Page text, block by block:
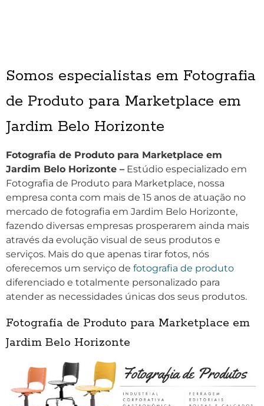
Somos especialistas em Fotografia
de Produto para Marketplace em
Jardim Belo Horizonte
Fotografia de Produto para Marketplace em
Jardim Belo Horizonte – Estúdio especializado em
Fotografia de Produto para Marketplace, nossa
empresa conta com mais de 15 anos de atuação no
mercado de fotografia em Jardim Belo Horizonte,
fazendo diversas empresas prosperarem ainda mais
através da evolução visual de seus produtos e
serviços. Mais do que apenas tirar fotos, nós
oferecemos um serviço de fotografia de produto
diferenciado e totalmente personalizado para
atender as necessidades únicas dos seus produtos.
Fotografia de Produto para Marketplace em
Jardim Belo Horizonte